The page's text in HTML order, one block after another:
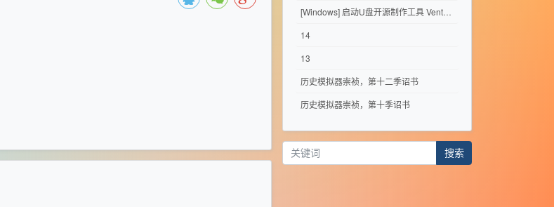
[Windows] 启动U盘开源制作工具 Ventoy 1.1.17
14
13
历史模拟器崇祯，第十二季诏书
历史模拟器崇祯，第十季诏书
搜索